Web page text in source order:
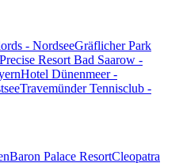
- NordseeGräflicher Park
Precise Resort Bad Saarow -
Hotel Dünenmeer -
Travemünder Tennisclub -
Baron Palace ResortCleopatra